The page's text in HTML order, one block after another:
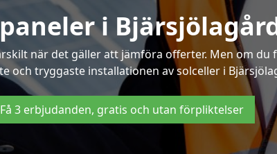
i
när det gäller att jämföra offerter. Men om
och tryggaste installationen av solceller i
Få 3 erbjudanden, gratis och utan förpliktelser